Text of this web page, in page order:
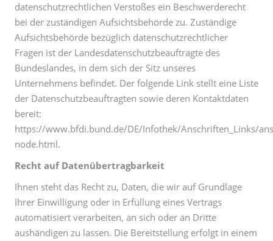
datenschutzrechtlichen Verstoßes ein Beschwerderecht
bei der zuständigen Aufsichtsbehörde zu. Zuständige
Aufsichtsbehörde bezüglich datenschutzrechtlicher
Fragen ist der Landesdatenschutzbeauftragte des
Bundeslandes, in dem sich der Sitz unseres
Unternehmens befindet. Der folgende Link stellt eine Liste
der Datenschutzbeauftragten sowie deren Kontaktdaten
bereit:
https://www.bfdi.bund.de/DE/Infothek/Anschriften_Links/
node.html.
Recht auf Datenübertragbarkeit
Ihnen steht das Recht zu, Daten, die wir auf Grundlage
Ihrer Einwilligung oder in Erfüllung eines Vertrags
automatisiert verarbeiten, an sich oder an Dritte
aushändigen zu lassen. Die Bereitstellung erfolgt in einem